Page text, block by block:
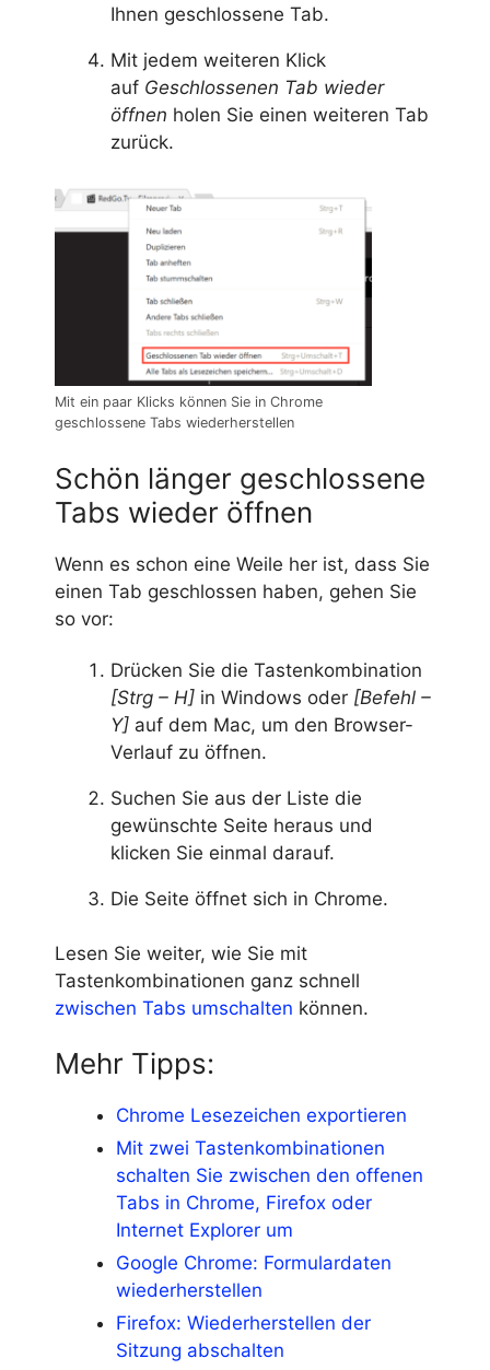
Ihnen geschlossene Tab.
Mit jedem weiteren Klick
auf Geschlossenen Tab wieder
öffnen holen Sie einen weiteren Tab
zurück.
Mit ein paar Klicks können Sie in Chrome
geschlossene Tabs wiederherstellen
Schön länger geschlossene
Tabs wieder öffnen
Wenn es schon eine Weile her ist, dass Sie
einen Tab geschlossen haben, gehen Sie
so vor:
Drücken Sie die Tastenkombination
[Strg – H] in Windows oder [Befehl –
Y] auf dem Mac, um den Browser-
Verlauf zu öffnen.
Suchen Sie aus der Liste die
gewünschte Seite heraus und
klicken Sie einmal darauf.
Die Seite öffnet sich in Chrome.
Lesen Sie weiter, wie Sie mit
Tastenkombinationen ganz schnell
zwischen Tabs umschalten können.
Mehr Tipps:
Chrome Lesezeichen exportieren
Mit zwei Tastenkombinationen
schalten Sie zwischen den offenen
Tabs in Chrome, Firefox oder
Internet Explorer um
Google Chrome: Formulardaten
wiederherstellen
Firefox: Wiederherstellen der
Sitzung abschalten